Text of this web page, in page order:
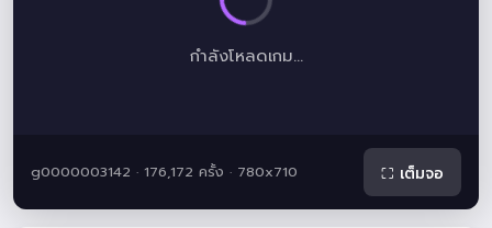
กำลังโหลดเกม...
g0000003142 · 176,172 ครั้ง · 780x710 ⛶ เต็มจอ